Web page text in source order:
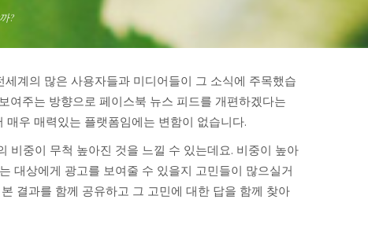
?
계의 많은 사용자들과 미디어들이 그 소식에 주목했습
여주는 방향으로 페이스북 뉴스 피드를 개편하겠다는
우 매력있는 플랫폼임에는 변함이 없습니다.
비중이 무척 높아진 것을 느낄 수 있는데요. 비중이 높아
대상에게 광고를 보여줄 수 있을지 고민들이 많으실거
결과를 함께 공유하고 그 고민에 대한 답을 함께 찾아